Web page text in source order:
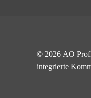
© 2026 AO
integrierte